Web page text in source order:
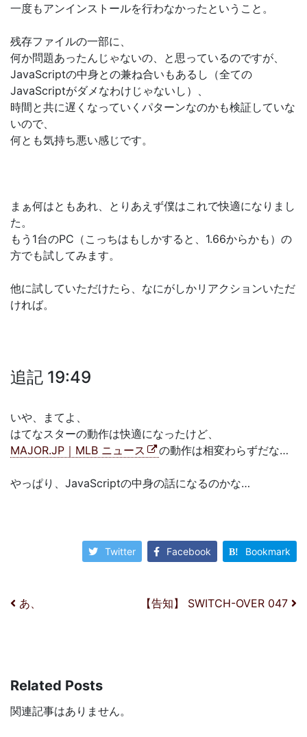
一度もアンインストールを行わなかったということ。
残存ファイルの一部に、
何か問題あったんじゃないの、と思っているのですが、
JavaScriptの中身との兼ね合いもあるし（全ての
JavaScriptがダメなわけじゃないし）、
時間と共に遅くなっていくパターンなのかも検証していな
いので、
何とも気持ち悪い感じです。
まぁ何はともあれ、とりあえず僕はこれで快適になりまし
た。
もう1台のPC（こっちはもしかすると、1.66からかも）の
方でも試してみます。
他に試していただけたら、なにがしかリアクションいただ
ければ。
追記 19:49
いや、まてよ、
はてなスターの動作は快適になったけど、
MAJOR.JP｜MLB ニュース
の動作は相変わらずだな…
やっぱり、JavaScriptの中身の話になるのかな…
Twitter Facebook Bookmark
投稿ナビゲーション
あ、 【告知】 SWITCH-OVER 047
Related Posts
関連記事はありません。